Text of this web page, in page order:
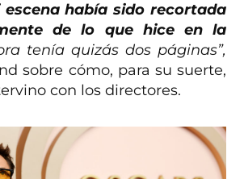
escena había sido recortada
de lo que hice en la
tenía quizás dos páginas”,
sobre cómo, para su suerte,
con los directores.